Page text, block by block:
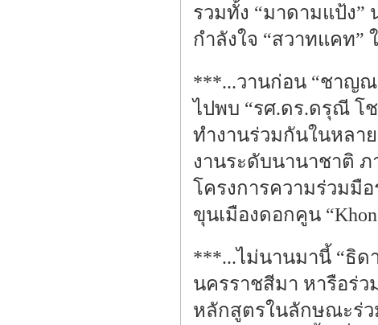
รวมทั้ง “มาดามแป้ง
กำลังใจ “สวาทแคท”
***...วานก่อน “ชาญ
ไปพบ “รศ.ดร.ดรุณี โ
ทำงานร่วมกันในหลา
งานระดับนานาชาติ ภ
โครงการความร่วมมื
ขุนเมืองดอกคูน
***...ไม่นานมานี้ “ธิด
นครราชสีมา หารือร่
หลักสูตรในลักษณะร่ว